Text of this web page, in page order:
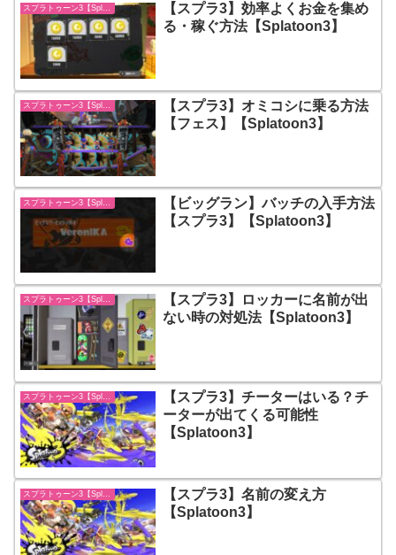
スプラトゥーン3【Splatoon3】
【スプラ3】効率よくお金を集め
る・稼ぐ方法【Splatoon3】
【スプラ3】オミコシに乗る方法
【フェス】【Splatoon3】
【ビッグラン】バッチの入手方法
【スプラ3】【Splatoon3】
スプラトゥーン3【Splatoon3】
【スプラ3】ロッカーに名前が出
ない時の対処法【Splatoon3】
【スプラ3】チーターはいる？チ
ーターが出てくる可能性
【Splatoon3】
【スプラ3】名前の変え方
【Splatoon3】